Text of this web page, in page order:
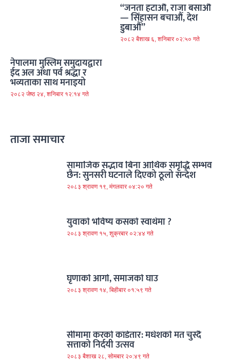
नेपालमा मुस्लिम समुदायद्वारा
ईद अल अधा पर्व श्रद्धा र
भव्यताका साथ मनाइयो
२०८२ जेष्ठ २४, शनिबार १२:१४ गते
“जनता हटाऔं, राजा बसाऔं
— सिंहासन बचाऔं, देश
डुबाऔं”
२०८२ बैशाख ६, शनिबार ०२:५० गते
ताजा समाचार
सामाजिक सद्भाव बिना आर्थिक समृद्धि सम्भव
छैन: सुनसरी घटनाले दिएको ठूलो सन्देश
२०८३ श्रावण १९, मंगलवार ०४:२० गते
युवाको भविष्य कसको स्वार्थमा ?
२०८३ श्रावण १५, शुक्रबार ०२:४४ गते
घृणाको आगो, समाजको घाउ
२०८३ श्रावण १४, बिहीबार ०१:५९ गते
सीमामा करको काँडेतार: मधेशको मत चुस्दै
सत्ताको निर्दयी उत्सव
२०८३ बैशाख २८, सोमबार २०:४९ गते